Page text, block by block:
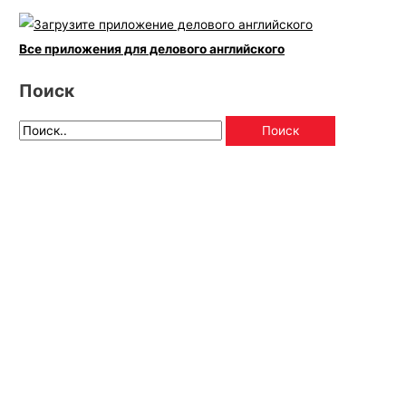
Все приложения для делового английского
Поиск